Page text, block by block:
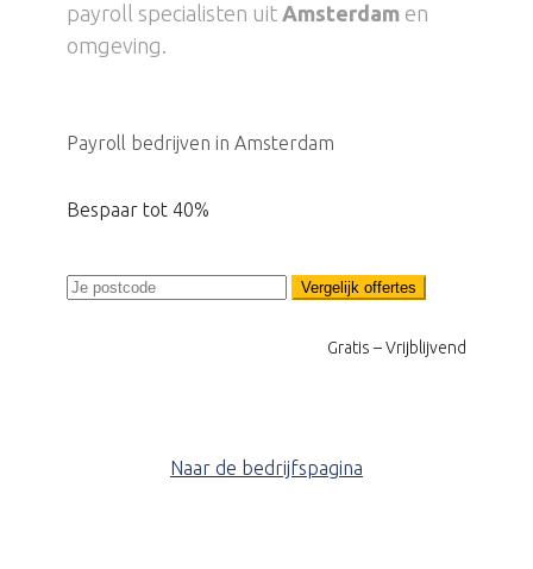
payroll specialisten uit Amsterdam en
omgeving.
Payroll bedrijven in Amsterdam
Bespaar tot 40%
Vergelijk offertes
Gratis – Vrijblijvend
Naar de bedrijfspagina